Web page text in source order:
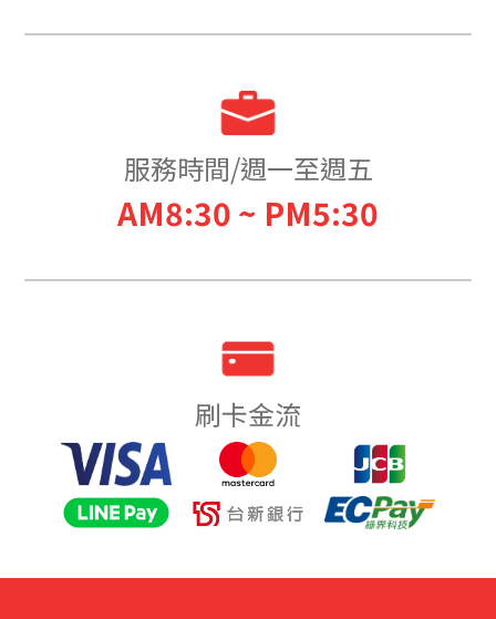
服務時間/週一至週五
AM8:30 ~ PM5:30
刷卡金流